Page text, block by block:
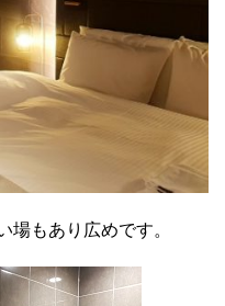
場もあり広めです。